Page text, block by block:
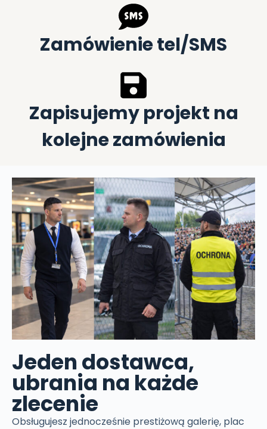
Zamówienie tel/SMS
Zapisujemy projekt na
kolejne zamówienia
Jeden dostawca,
ubrania na każde
zlecenie
Obsługujesz jednocześnie prestiżową galerię, plac